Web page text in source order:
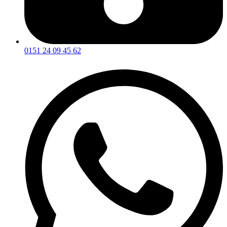
0151 24 09 45 62